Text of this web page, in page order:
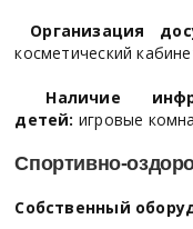
Организация
косметический
Наличие
детей: игровые
Спортивно-
Собственный